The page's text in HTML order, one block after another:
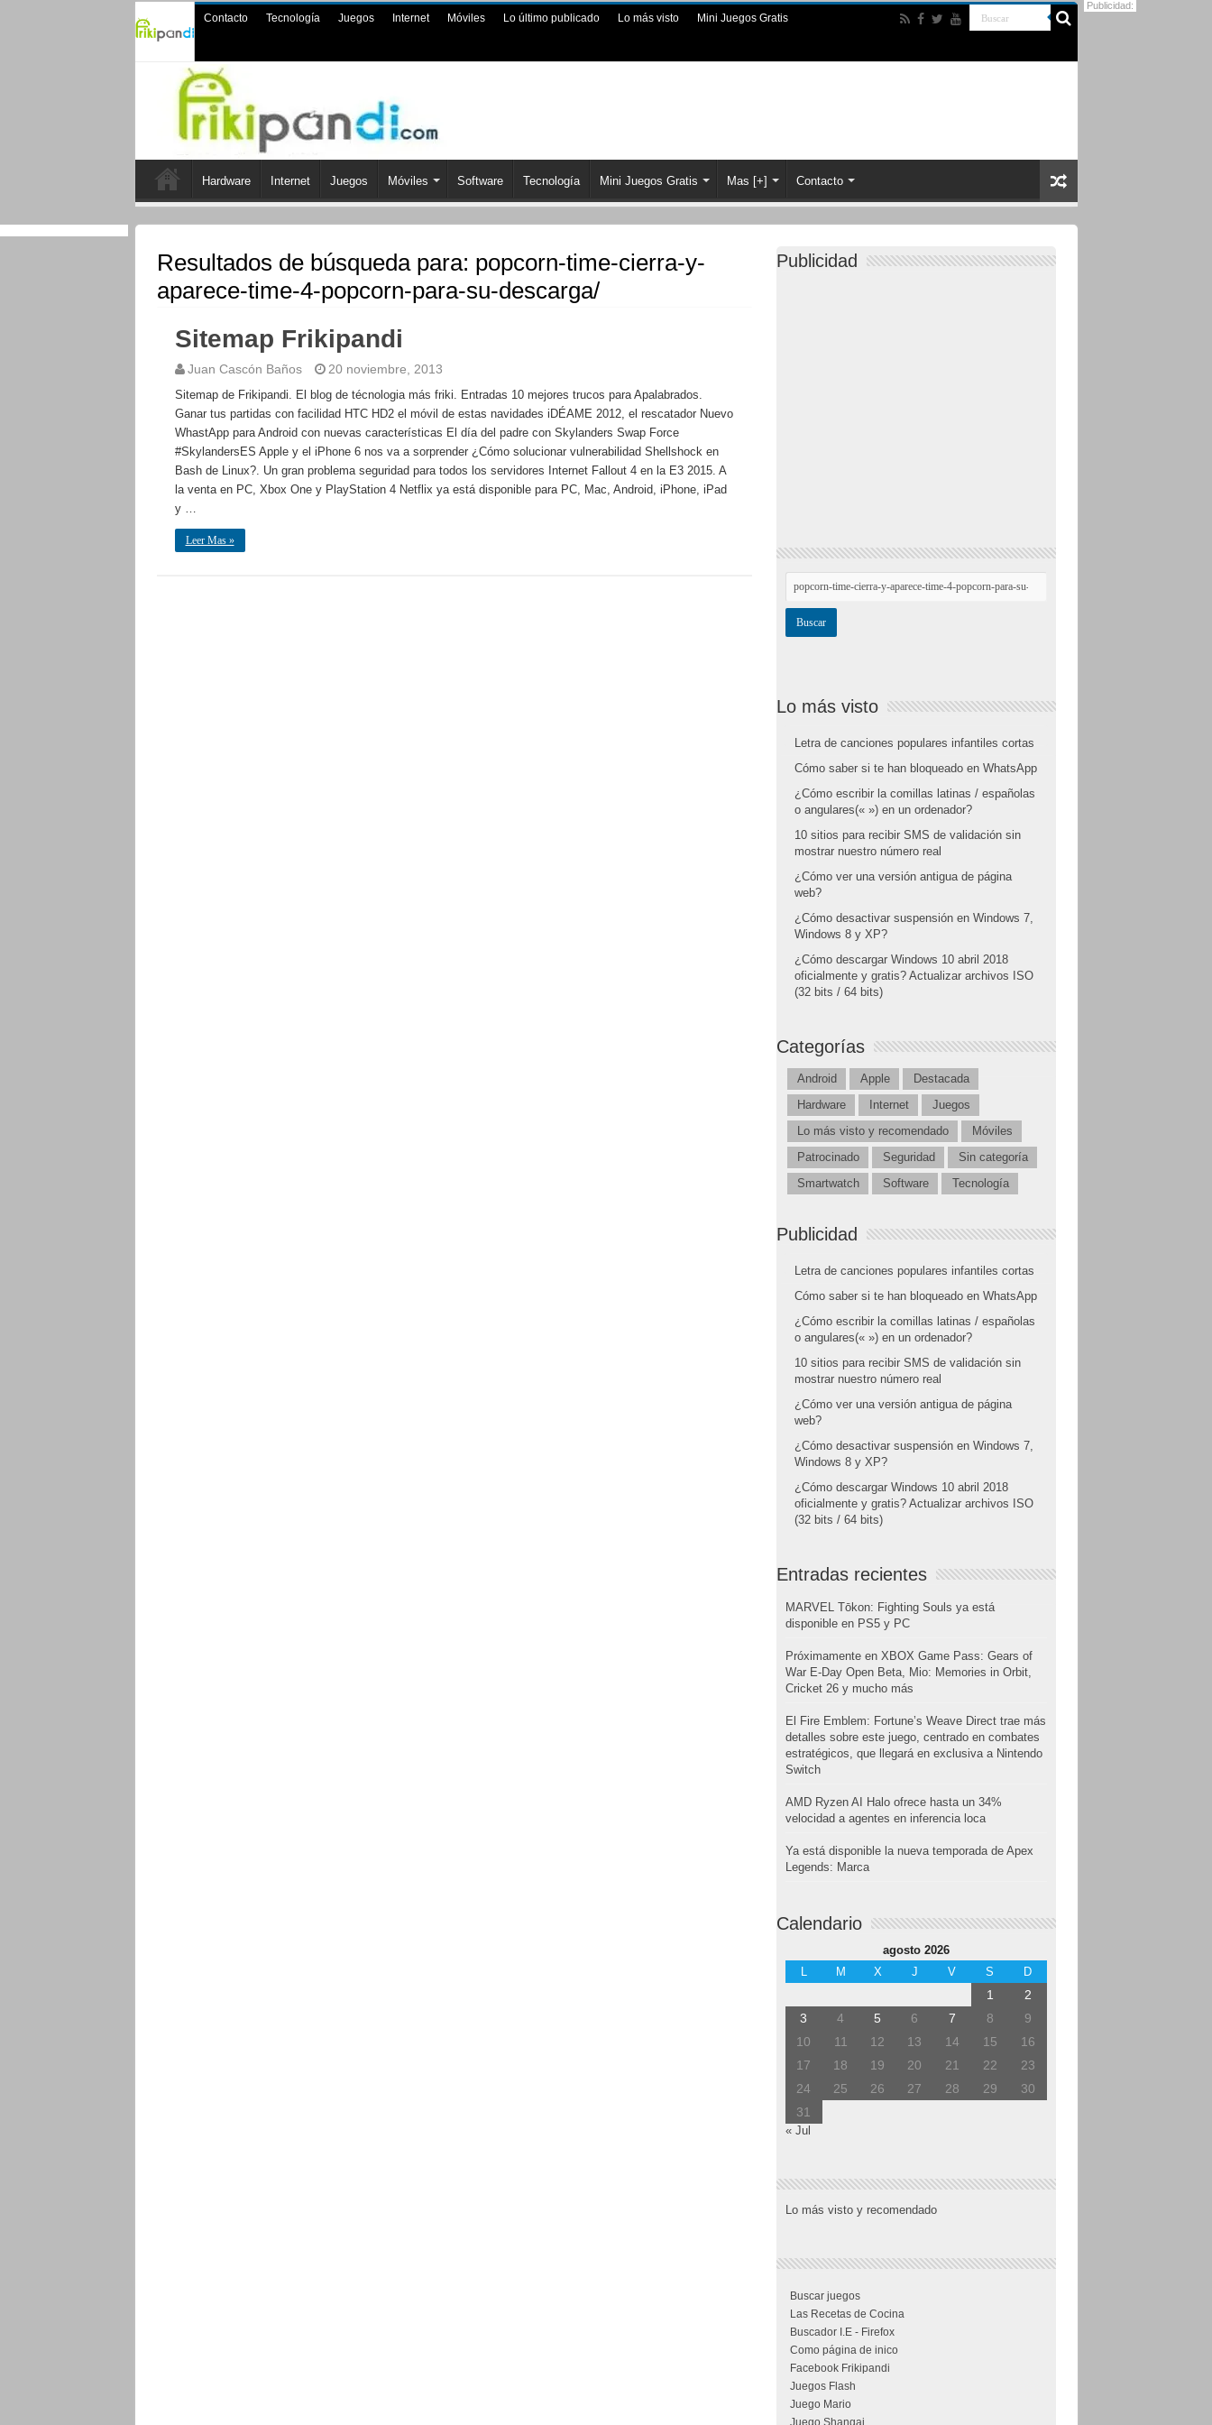
Contacto Tecnología Juegos Internet Móviles Lo último publicado Lo más visto Mini Juegos Gratis
Hardware Internet Juegos Móviles Software Tecnología Mini Juegos Gratis Mas [+] Contacto
Resultados de búsqueda para: popcorn-time-cierra-y-
aparece-time-4-popcorn-para-su-descarga/
Sitemap Frikipandi
Juan Cascón Baños 20 noviembre, 2013
Sitemap de Frikipandi. El blog de técnologia más friki. Entradas 10 mejores trucos para Apalabrados.
Ganar tus partidas con facilidad HTC HD2 el móvil de estas navidades iDÉAME 2012, el rescatador Nuevo
WhastApp para Android con nuevas características El día del padre con Skylanders Swap Force
#SkylandersES Apple y el iPhone 6 nos va a sorprender ¿Cómo solucionar vulnerabilidad Shellshock en
Bash de Linux?. Un gran problema seguridad para todos los servidores Internet Fallout 4 en la E3 2015. A
la venta en PC, Xbox One y PlayStation 4 Netflix ya está disponible para PC, Mac, Android, iPhone, iPad
y …
Leer Mas »
Publicidad
Lo más visto
Letra de canciones populares infantiles cortas
Cómo saber si te han bloqueado en WhatsApp
¿Cómo escribir la comillas latinas / españolas
o angulares(« ») en un ordenador?
10 sitios para recibir SMS de validación sin
mostrar nuestro número real
¿Cómo ver una versión antigua de página
web?
¿Cómo desactivar suspensión en Windows 7,
Windows 8 y XP?
¿Cómo descargar Windows 10 abril 2018
oficialmente y gratis? Actualizar archivos ISO
(32 bits / 64 bits)
Categorías
Android Apple
Destacada
Hardware
Internet
Juegos
Lo más visto y recomendado
Móviles
Patrocinado
Seguridad
Sin categoría
Smartwatch
Software Tecnología
Publicidad
Letra de canciones populares infantiles cortas
Cómo saber si te han bloqueado en WhatsApp
¿Cómo escribir la comillas latinas / españolas
o angulares(« ») en un ordenador?
10 sitios para recibir SMS de validación sin
mostrar nuestro número real
¿Cómo ver una versión antigua de página
web?
¿Cómo desactivar suspensión en Windows 7,
Windows 8 y XP?
¿Cómo descargar Windows 10 abril 2018
oficialmente y gratis? Actualizar archivos ISO
(32 bits / 64 bits)
Entradas recientes
MARVEL Tōkon: Fighting Souls ya está
disponible en PS5 y PC
Próximamente en XBOX Game Pass: Gears of
War E-Day Open Beta, Mio: Memories in Orbit,
Cricket 26 y mucho más
El Fire Emblem: Fortune’s Weave Direct trae más
detalles sobre este juego, centrado en combates
estratégicos, que llegará en exclusiva a Nintendo
Switch
AMD Ryzen AI Halo ofrece hasta un 34%
velocidad a agentes en inferencia loca
Ya está disponible la nueva temporada de Apex
Legends: Marca
Calendario
agosto 2026
L
M X J V S D
1
2
3
4 5 6 7 8
9
10
11 12 13 14 15
16
17
18 19 20 21 22
23
24
25 26 27 28 29
30
31
« Jul
Lo más visto y recomendado
Buscar juegos
Las Recetas de Cocina
Buscador I.E - Firefox
Como página de inico
Facebook Frikipandi
Juegos Flash
Juego Mario
Juego Shangai
Publicidad: